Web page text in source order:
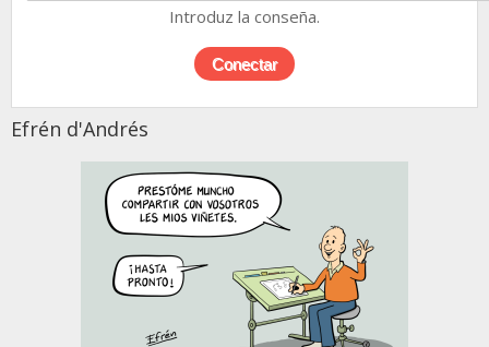
Introduz la conseña.
Efrén d'Andrés